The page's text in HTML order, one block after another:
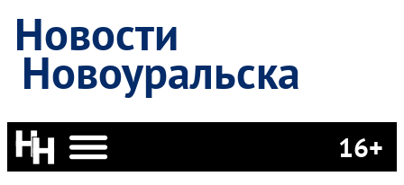
Новости
Новоуральска
16+